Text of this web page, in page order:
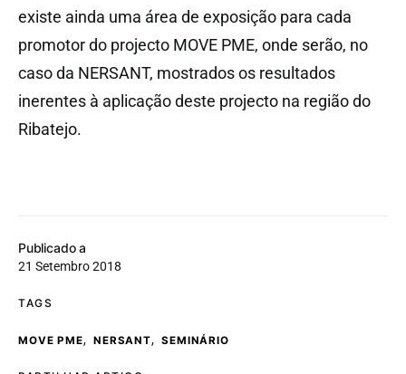
Publicado a
21 Setembro 2018
TAGS
MOVE PME, NERSANT, SEMINÁRIO
existe ainda uma área de exposição para cada
promotor do projecto MOVE PME, onde serão, no
caso da NERSANT, mostrados os resultados
inerentes à aplicação deste projecto na região do
Ribatejo.